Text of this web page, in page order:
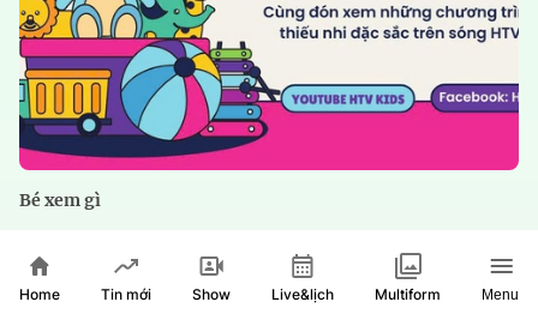
Bé xem gì
Home Tin mới Show Live&lịch Multiform Menu